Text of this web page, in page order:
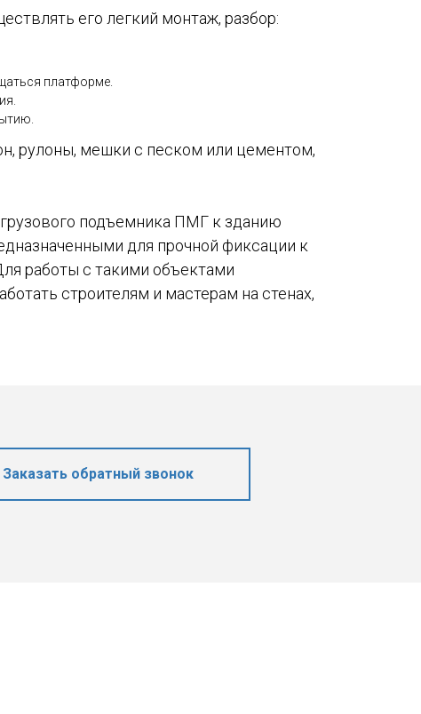
его легкий монтаж, разбор:
платформе.
рулоны, мешки с песком или цементом,
подъемника ПМГ к зданию
для прочной фиксации к
работы с такими объектами
строителям и мастерам на стенах,
Заказать обратный звонок